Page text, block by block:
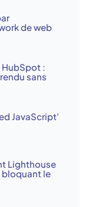
de web
:
sans
JavaScript'
Lighthouse
bloquant le